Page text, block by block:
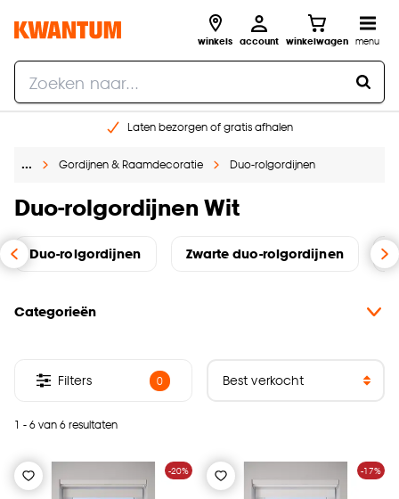
winkels account winkelwagen menu
Laten bezorgen of gratis afhalen
Gratis raam advies en opmeten aan huis
… Gordijnen & Raamdecoratie Duo-rolgordijnen
Duo-rolgordijnen Wit
Duo-rolgordijnen Zwarte duo-rolgordijnen
Categorieën
1 - 6 van 6 resultaten
Filters 0
-20% -17%